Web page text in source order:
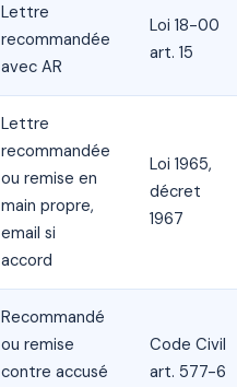
Lettre
recommandée
avec AR
Loi 18-00
art. 15
Lettre
recommandée
ou remise en
main propre,
email si
accord
Loi 1965,
décret
1967
Recommandé
ou remise
contre accusé
Code Civil
art. 577-6